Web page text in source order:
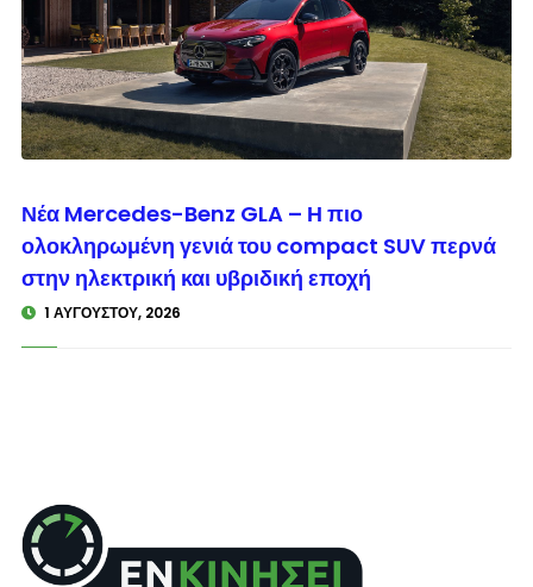
Νέα Mercedes-Benz GLA – Η πιο
ολοκληρωμένη γενιά του compact SUV περνά
στην ηλεκτρική και υβριδική εποχή
1 ΑΥΓΟΎΣΤΟΥ, 2026